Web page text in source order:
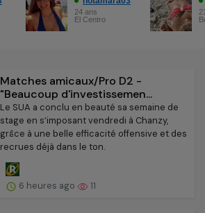
Matches amicaux/Pro D2 -
"Beaucoup d'investissemen...
Le SUA a conclu en beauté sa semaine de
stage en s’imposant vendredi à Chanzy,
grâce à une belle efficacité offensive et des
recrues déjà dans le ton.
6 heures ago 11